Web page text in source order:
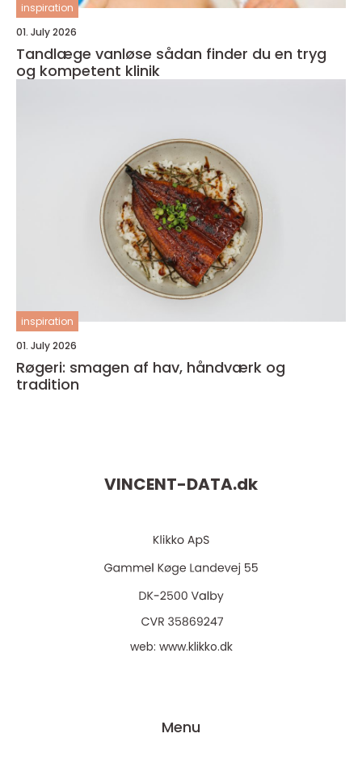
inspiration
01. July 2026
Tandlæge vanløse sådan finder du en tryg
og kompetent klinik
inspiration
01. July 2026
Røgeri: smagen af hav, håndværk og
tradition
VINCENT-DATA.dk
web: www.klikko.dk
Menu